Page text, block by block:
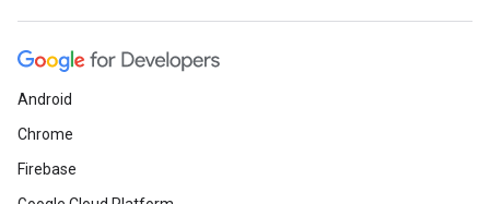
Android
Chrome
Firebase